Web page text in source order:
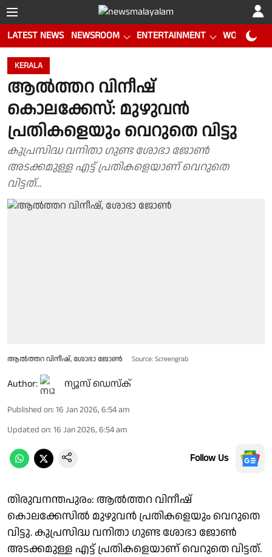
LATEST NEWS NEWSROOM ENTERTAINMENT WORLD CUP
KERALA
ആൽത്തറ വിനീഷ്
കൊലക്കേസ്: മുഴുവൻ
പ്രതികളെയും വെറുതെ വിട്ടു
കുപ്രസിദ്ധ വനിതാ ഗുണ്ട ശോഭാ ജോൺ
അടക്കമുള്ള എട്ട് പ്രതികളെയാണ് വെറുതെ
വിട്ടത്...
ആൽത്തറ വിനീഷ്, ശോഭാ ജോൺ Source: Screengrab
Author: ന്യൂസ് ഡെസ്ക്
Published on: 16 Jan 2026, 6:54 am
Updated on: 16 Jan 2026, 6:54 am
Follow Us
തിരുവനന്തപുരം: ആൽത്തറ വിനീഷ്
കൊലക്കേസിൽ മുഴുവൻ പ്രതികളെയും വെറുതെ
വിട്ടു. കുപ്രസിദ്ധ വനിതാ ഗുണ്ട ശോഭാ ജോൺ
അടക്കമുള്ള എട്ട് പ്രതികളെയാണ് വെറുതെ വിട്ടത്.